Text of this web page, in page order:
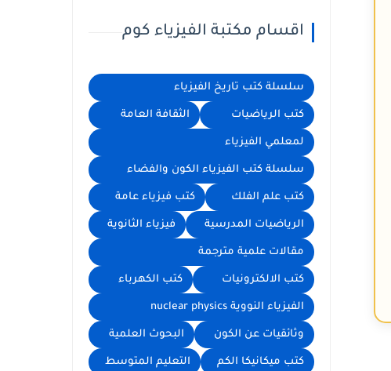
اقسام مكتبة الفيزياء كوم
سلسلة كتب تاريخ الفيزياء
كتب الرياضيات الثقافة العامة
لمعلمي الفيزياء
سلسلة كتب الفيزياء الكون والفضاء
كتب علم الفلك كتب فيزياء عامة
الرياضيات المدرسية فيزياء الثانوية
مقالات علمية مترجمة
كتب الالكترونيات كتب الكهرباء
الفيزياء النووية nuclear physics
وثائقيات عن الكون البحوث العلمية
كتب ميكانيكا الكم التعليم المتوسط